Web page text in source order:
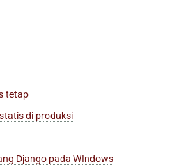
tetap
di produksi
Django pada WIndows